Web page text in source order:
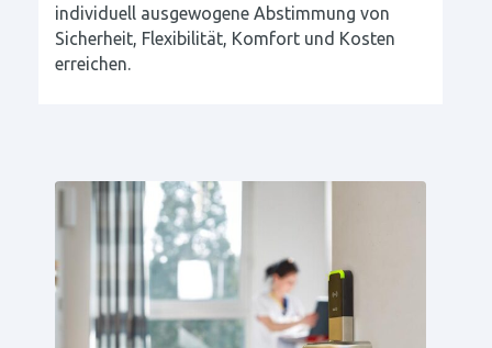
individuell ausgewogene Abstimmung von
Sicherheit, Flexibilität, Komfort und Kosten
erreichen.